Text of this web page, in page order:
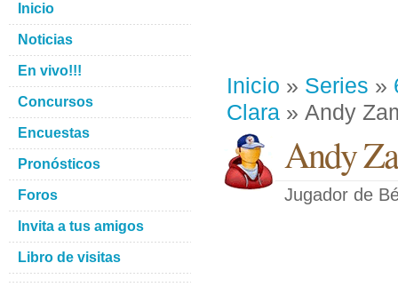
Inicio » Series »
Clara » Andy
Andy
Jugador de
Inicio
Noticias
En vivo!!!
Concursos
Encuestas
Pronósticos
Foros
Invita a tus amigos
Libro de visitas